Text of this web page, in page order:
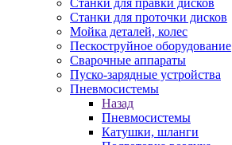
Станки для правки дисков
Станки для проточки дисков
Мойка деталей, колес
Пескоструйное оборудование
Сварочные аппараты
Пуско-зарядные устройства
Пневмосистемы
Назад
Пневмосистемы
Катушки, шланги